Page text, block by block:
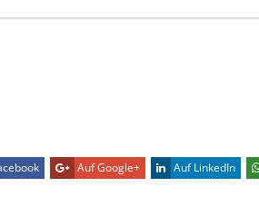
Auf Google+ Auf LinkedIn